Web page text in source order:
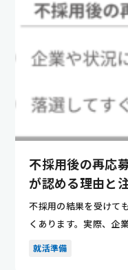
不採用後の再応
が認める理由と
不採用の結果を受けて
くあります。実際、企
業の拡大など...
就活準備